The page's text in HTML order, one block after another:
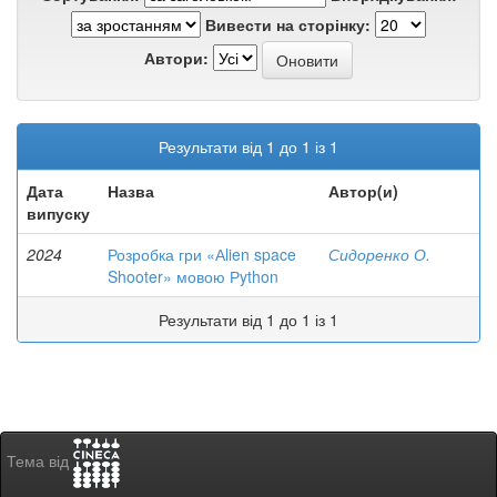
Вивести на сторінку:
Автори:
Результати від 1 до 1 із 1
Дата
випуску
Назва Автор(и)
2024
Розробка гри «Аlien space
Shooter» мовою Рython
Сидоренко О.
Результати від 1 до 1 із 1
Тема від